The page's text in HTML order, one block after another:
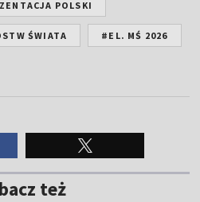
POLSKI
ŚWIATA #EL. MŚ 2026
też